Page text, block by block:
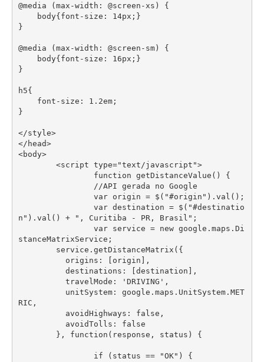
@media (max-width: @screen-xs) {
}
@media (max-width: @screen-sm) {
}
h5{
}
</style>
</head>
<body>
n").val() + ", Curitiba - PR, Brasil";
stanceMatrixService;
RIC,